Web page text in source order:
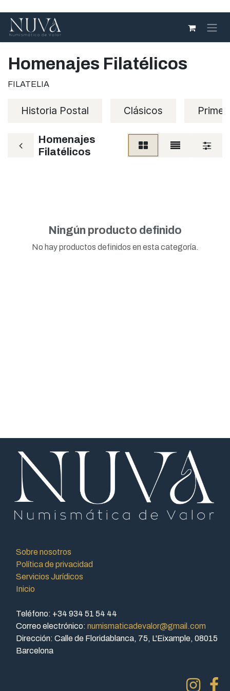
Ir al contenido
Homenajes Filatélicos
FILATELIA
Historia Postal Clásicos
Homenajes
Filatélicos
Ningún producto definido
No hay productos definidos en esta categoría.
Sobre nosotros
Política de privacidad
Servicios Jurídicos
Inicio
Teléfono: +34 934 51 54 44
Correo electrónico: numismaticadevalor@gmail.com
Dirección: Calle de Floridablanca, 75, L'Eixample, 08015
Barcelona